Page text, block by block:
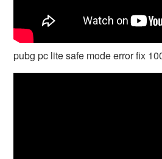
pubg pc lite safe mode error fix